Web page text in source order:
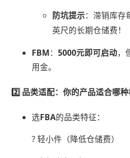
​防坑提示​：滞销库存
英尺的长期仓储费！
​FBM​​：​​5000元即可启动​，
用金。
2️⃣ ​ 品类适配：你的产品适合哪种
选​​FBA​​的品类特征：
? 轻小件（降低仓储费）